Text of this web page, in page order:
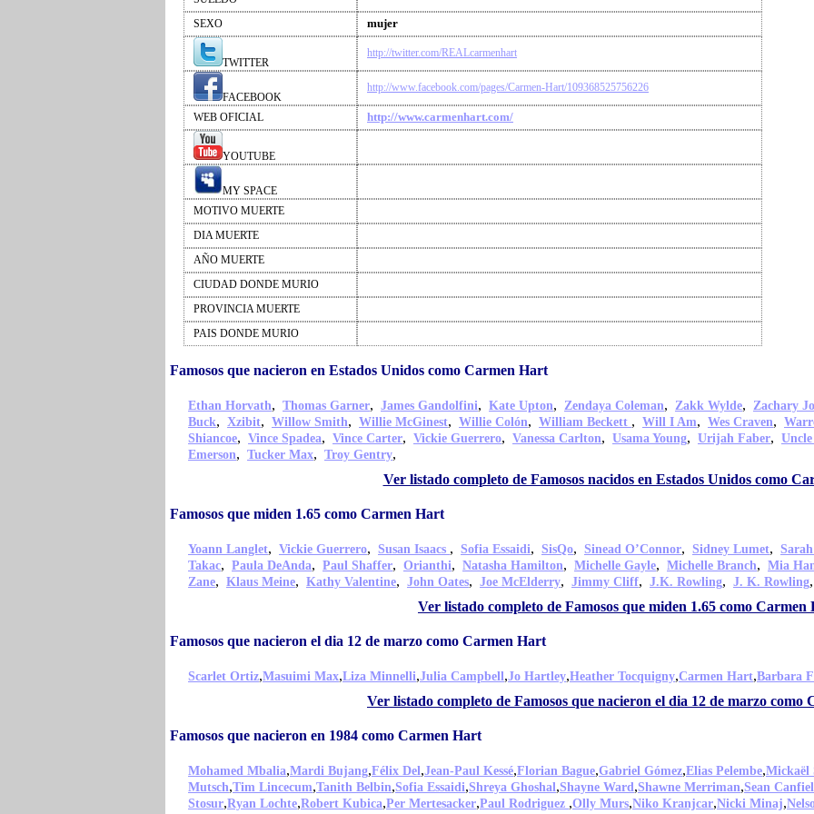
SEXO
mujer
TWITTER
http://twitter.com/REALcarmenhart
FACEBOOK
http://www.facebook.com/pages/Carmen-Hart/109368525756226
WEB OFICIAL http://www.carmenhart.com/
YOUTUBE
MY SPACE
MOTIVO MUERTE
DIA MUERTE
AÑO MUERTE
CIUDAD DONDE MURIO
PROVINCIA MUERTE
PAIS DONDE MURIO
Famosos que nacieron en Estados Unidos como Carmen Hart
Ethan Horvath, Thomas Garner, James Gandolfini, Kate Upton, Zendaya Coleman, Zakk Wylde, Zachary
Buck, Xzibit, Willow Smith, Willie McGinest, Willie Colón, William Beckett , Will I Am, Wes Craven,
Shiancoe, Vince Spadea, Vince Carter, Vickie Guerrero, Vanessa Carlton, Usama Young, Urijah Faber,
Emerson, Tucker Max, Troy Gentry,
Ver listado completo de Famosos nacidos en Estados Unidos como
Famosos que miden 1.65 como Carmen Hart
Yoann Langlet, Vickie Guerrero, Susan Isaacs , Sofia Essaidi, SisQo, Sinead O’Connor, Sidney Lumet,
Takac, Paula DeAnda, Paul Shaffer, Orianthi, Natasha Hamilton, Michelle Gayle, Michelle Branch, Mia
Zane, Klaus Meine, Kathy Valentine, John Oates, Joe McElderry, Jimmy Cliff, J.K. Rowling, J. K. Rowling,
Ver listado completo de Famosos que miden 1.65 como Carmen
Famosos que nacieron el dia 12 de marzo como Carmen Hart
Scarlet Ortiz,Masuimi Max,Liza Minnelli,Julia Campbell,Jo Hartley,Heather Tocquigny,Carmen Hart,Barbara
Ver listado completo de Famosos que nacieron el dia 12 de marzo como
Famosos que nacieron en 1984 como Carmen Hart
Mohamed Mbalia,Mardi Bujang,Félix Del,Jean-Paul Kessé,Florian Bague,Gabriel Gómez,Elias Pelembe,Mickaël
Mutsch,Tim Lincecum,Tanith Belbin,Sofia Essaidi,Shreya Ghoshal,Shayne Ward,Shawne Merriman,Sean
Stosur,Ryan Lochte,Robert Kubica,Per Mertesacker,Paul Rodriguez ,Olly Murs,Niko Kranjcar,Nicki Minaj,